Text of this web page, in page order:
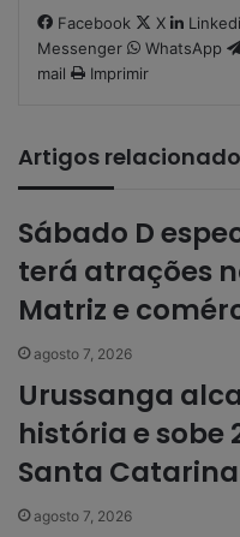
Facebook X
Messenger
WhatsApp
mail
Imprimir
Artigos
Sábado D
terá atrações
Matriz e
agosto 7, 2026
Urussanga
história e sobe
Santa Catarina
agosto 7, 2026